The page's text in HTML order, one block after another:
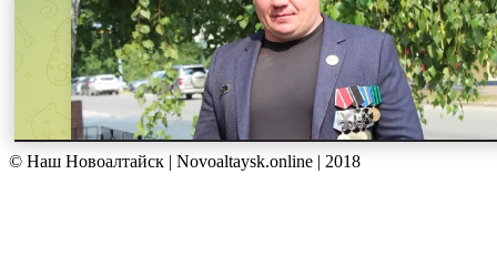
© Наш Новоалтайск | Novoaltaysk.online | 2018